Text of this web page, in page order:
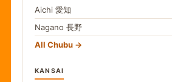
Aichi 愛知
Nagano 長野
All Chubu
KANSAI